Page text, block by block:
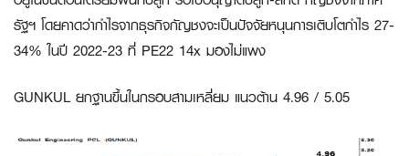
รัฐฯ โดยคาดว่ากำไรจากธุรกิจกัญชงจะเป็นปัจจัยหนุนการเติบโตกำไร 27-
34% ในปี 2022-23 ที่ PE22 14x มองไม่แพง
GUNKUL ยกฐานขึ้นในกรอบสามเหลี่ยม แนวต้าน 4.96 / 5.05